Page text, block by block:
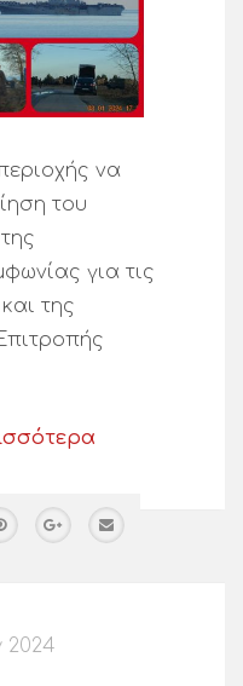
να
του
για τις
της
2024